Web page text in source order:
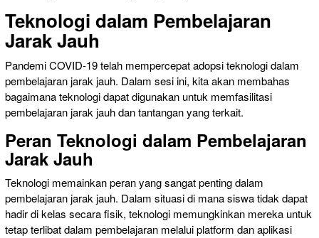
Teknologi dalam Pembelajaran
Jarak Jauh
Pandemi COVID-19 telah mempercepat adopsi teknologi dalam
pembelajaran jarak jauh. Dalam sesi ini, kita akan membahas
bagaimana teknologi dapat digunakan untuk memfasilitasi
pembelajaran jarak jauh dan tantangan yang terkait.
Peran Teknologi dalam Pembelajaran
Jarak Jauh
Teknologi memainkan peran yang sangat penting dalam
pembelajaran jarak jauh. Dalam situasi di mana siswa tidak dapat
hadir di kelas secara fisik, teknologi memungkinkan mereka untuk
tetap terlibat dalam pembelajaran melalui platform dan aplikasi